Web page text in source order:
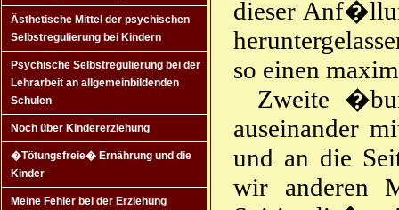
Ästhetische Mittel der psychischen
Selbstregulierung bei Kindern
Psychische Selbstregulierung bei der
Lehrarbeit an allgemeinbildenden
Schulen
Noch über Kindererziehung
�Tötungsfreie� Ernährung und die
Kinder
Meine Fehler bei der Erziehung
dieser
so einen
Zweite
auseinander
und an die
wir anderen